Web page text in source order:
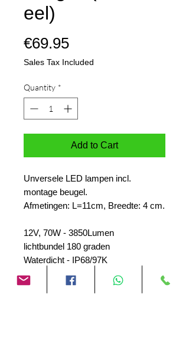
eel)
€69.95Price
Sales Tax Included
Quantity *
Add to Cart
Unversele LED lampen incl.
montage beugel.
Afmetingen: L=11cm, Breedte: 4 cm.
12V, 70W - 3850Lumen
lichtbundel 180 graden
Waterdicht - IP68/97K
Prijs is per set van twee lampen.